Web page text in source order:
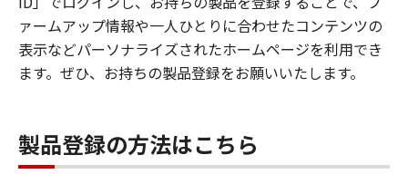
ァームアップ情報や一人ひとりに合わせたコンテンツの
表示などパーソナライズされたホームページを利用でき
ます。ぜひ、お持ちの製品登録をお願いいたします。
製品登録の方法はこちら